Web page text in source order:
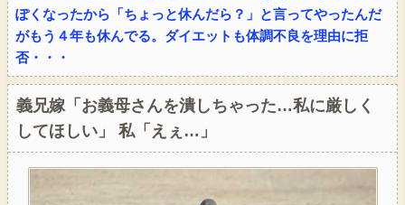
ぽくなったから「ちょっと休んだら？」と言ってやったんだ
がもう４年も休んでる。ダイエットも体調不良を理由に拒
否・・・
義兄嫁「お義母さんを潰しちゃった…私に厳しく
してほしい」 私「えぇ…」